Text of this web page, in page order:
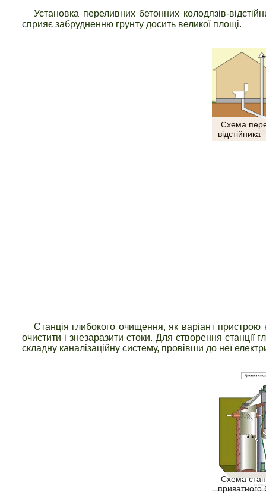
Установка переливних бетонних колодязів-
сприяє забрудненню грунту досить великої площі.
Схема
відстійника
Станція глибокого очищення, як варіант пристрою
очистити і знезаразити стоки. Для створення
складну каналізаційну систему, провівши до неї
Схема
приватного